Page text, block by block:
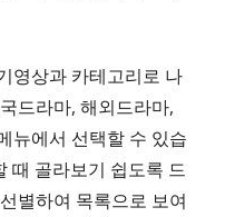
영상과 카테고리로 나
드라마, 해외드라마,
뉴에서 선택할 수 있습
때 골라보기 쉽도록 드
별하여 목록으로 보여